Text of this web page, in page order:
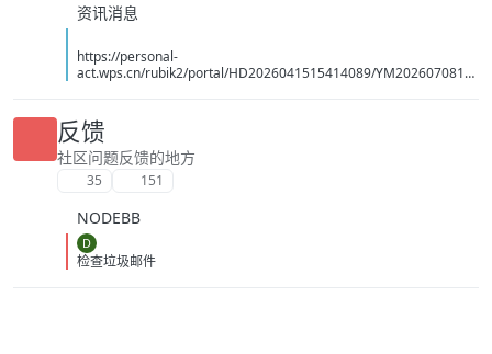
资讯消息
https://personal-
act.wps.cn/rubik2/portal/HD2026041515414089/YM2026070814
反馈
社区问题反馈的地方
35 151
NODEBB
D
检查垃圾邮件